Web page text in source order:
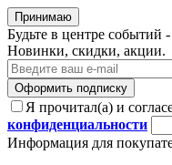
Принимаю
Будьте в центре
Новинки, скидки, акции.
Оформить подписку
Я прочитал(а) и
конфиденциальности
Информация для